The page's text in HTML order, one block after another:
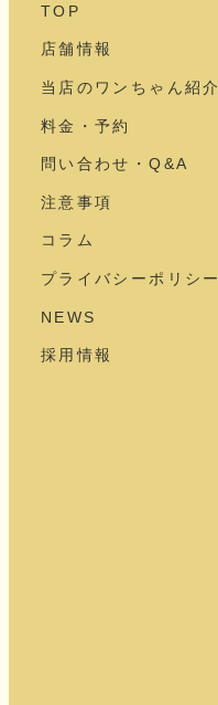
TOP
店舗情報
当店のワンちゃん紹介
料金・予約
問い合わせ・Q&A
注意事項
コラム
プライバシーポリシー
NEWS
採用情報